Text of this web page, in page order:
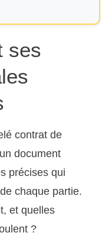
ses
contrat de
document
précises qui
chaque partie.
et quelles
?